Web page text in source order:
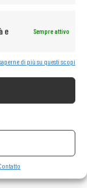
e
Sempre attivo
di più su questi scopi